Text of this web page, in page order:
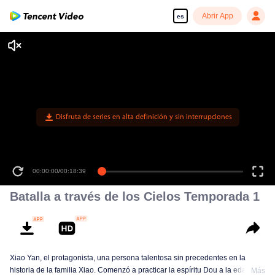
es Abrir App
Disfruta de series en alta definición y sin interrupciones
00:00:00/00:18:39
Batalla a través de los Cielos Temporada 1
Xiao Yan, el protagonista, una persona talentosa sin precedentes en la
historia de la familia Xiao. Comenzó a practicar la espíritu Dou a la edad de
Más